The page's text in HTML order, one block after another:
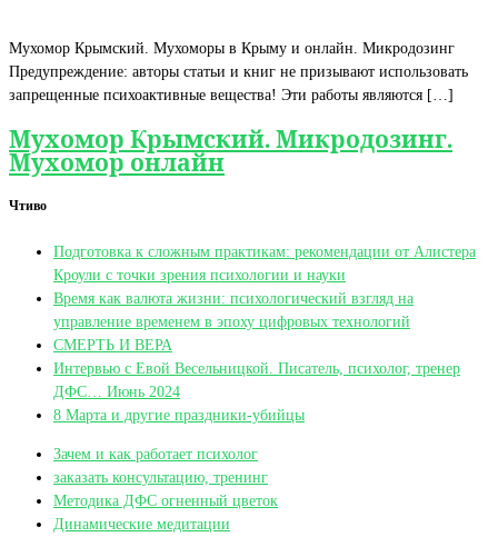
Мухомор Крымский. Мухоморы в Крыму и онлайн. Микродозинг
Предупреждение: авторы статьи и книг не призывают использовать
запрещенные психоактивные вещества! Эти работы являются […]
Мухомор Крымский. Микродозинг.
Мухомор онлайн
Чтиво
Подготовка к сложным практикам: рекомендации от Алистера
Кроули с точки зрения психологии и науки
Время как валюта жизни: психологический взгляд на
управление временем в эпоху цифровых технологий
СМЕРТЬ И ВЕРА
Интервью с Евой Весельницкой. Писатель, психолог, тренер
ДФС… Июнь 2024
8 Марта и другие праздники-убийцы
Зачем и как работает психолог
заказать консультацию, тренинг
Методика ДФС огненный цветок
Динамические медитации